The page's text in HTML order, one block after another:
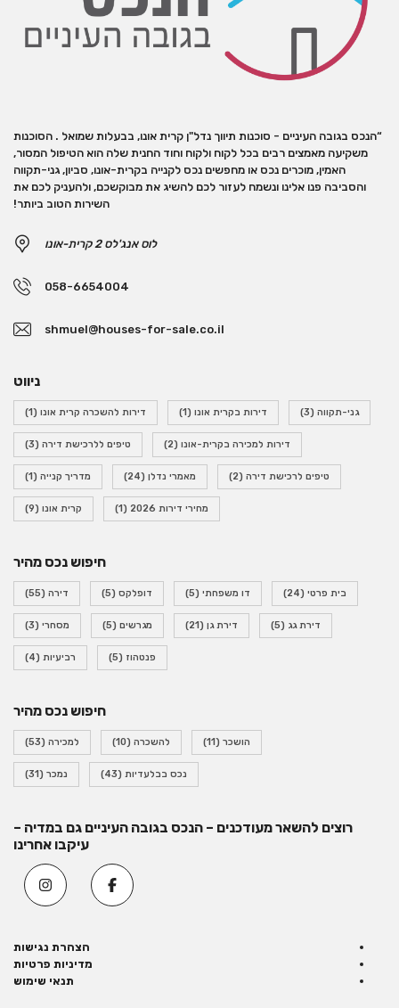
“הנכס בגובה העיניים - סוכנות תיווך נדל"ן קרית אונו, בבעלות שמואל . הסוכנות
משקיעה מאמצים רבים בכל לקוח ולקוח וחוד החנית שלה הוא הטיפול המסור,
האמין, מוכרים נכס או מחפשים נכס לקנייה בקרית-אונו, סביון, גני-תקווה
והסביבה פנו אלינו ונשמח לעזור לכם להשיג את מבוקשכם, ולהעניק לכם את
השירות הטוב ביותר!
לוס אנג'לס 2 קרית-אונו
058-6654004
shmuel@houses-for-sale.co.il
ניווט
גני-תקווה (3) דירות בקרית אונו (1) דירות להשכרה קרית אונו (1)
דירות למכירה בקרית-אונו (2) טיפים ללרכישת דירה (3)
טיפים לרכישת דירה (2) מאמרי נדלן (24) מדריך קנייה (1)
מחירי דירות 2026 (1) קרית אונו (9)
חיפוש נכס מהיר
בית פרטי (24) דו משפחתי (5) דופלקס (5) דירה (55)
דירת גג (5) דירת גן (21) מגרשים (5) מסחרי (3)
פנטהוז (5) רביעיות (4)
חיפוש נכס מהיר
הושכר (11) להשכרה (10) למכירה (53)
נכס בבלעדיות (43) נמכר (31)
רוצים להשאר מעודכנים – הנכס בגובה העיניים גם במדיה –
עיקבו אחרינו
הצהרת נגישות
מדיניות פרטיות
תנאי שימוש